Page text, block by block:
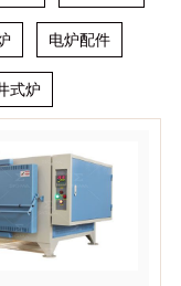
电炉配件
式炉